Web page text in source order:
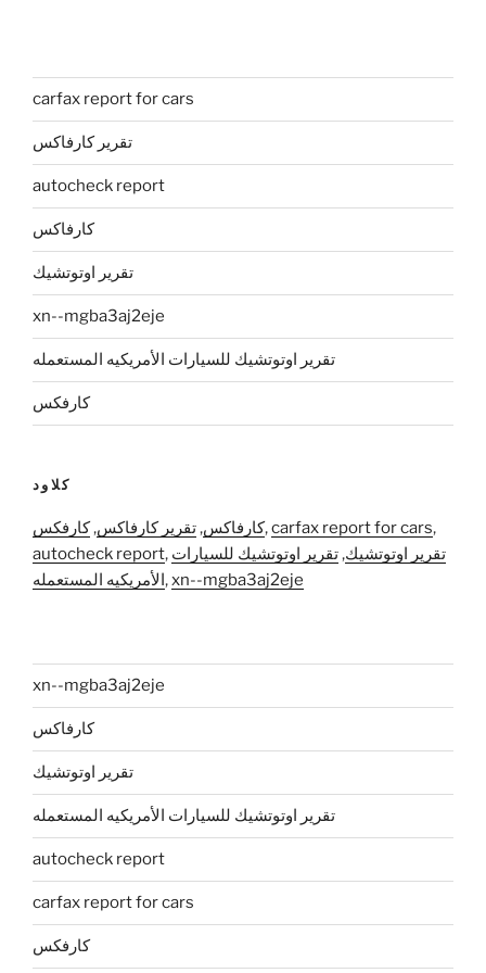
carfax report for cars
تقرير كارفاكس
autocheck report
كارفاكس
تقرير اوتوتشيك
xn--mgba3aj2eje
تقرير اوتوتشيك للسيارات الأمريكيه المستعمله
كارفكس
كلاود
كارفاكس,تقرير كارفاكس,كارفكس ,carfax report for cars,
autocheck report, تقرير اوتوتشيك,تقرير اوتوتشيك للسيارات
الأمريكيه المستعمله,xn--mgba3aj2eje
xn--mgba3aj2eje
كارفاكس
تقرير اوتوتشيك
تقرير اوتوتشيك للسيارات الأمريكيه المستعمله
autocheck report
carfax report for cars
كارفكس